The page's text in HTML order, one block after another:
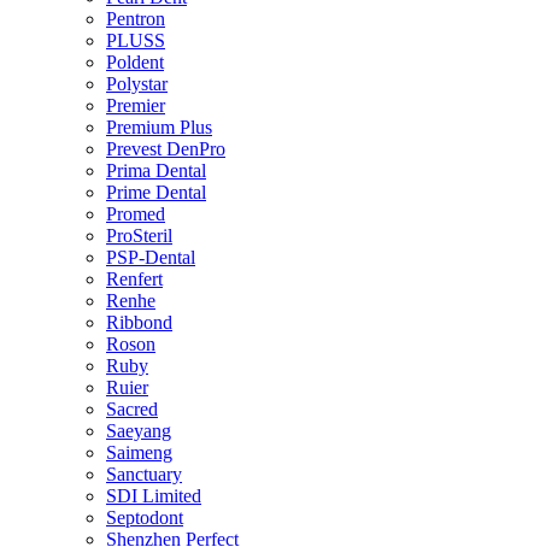
Pentron
PLUSS
Poldent
Polystar
Premier
Premium Plus
Prevest DenPro
Prima Dental
Prime Dental
Promed
ProSteril
PSP-Dental
Renfert
Renhe
Ribbond
Roson
Ruby
Ruier
Sacred
Saeyang
Saimeng
Sanctuary
SDI Limited
Septodont
Shenzhen Perfect